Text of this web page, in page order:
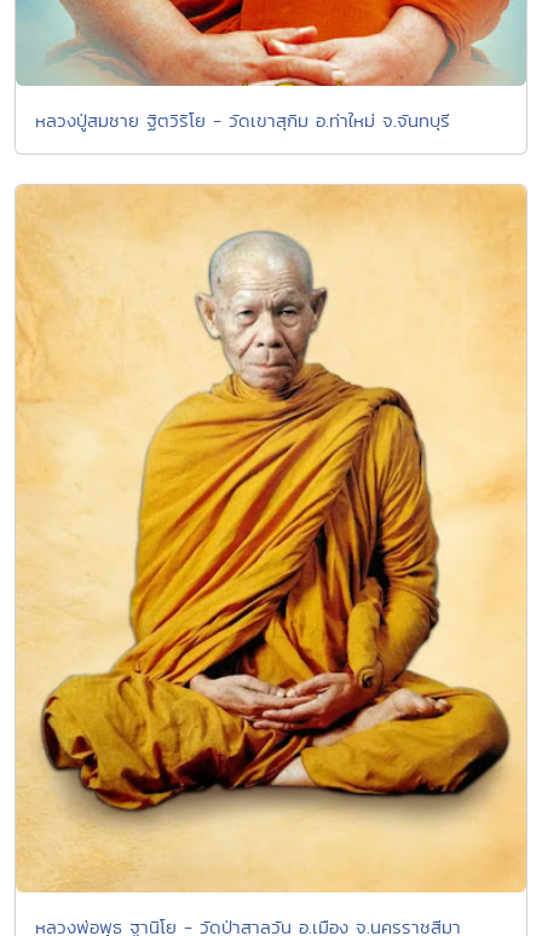
หลวงปู่สมชาย ฐิตวิริโย - วัดเขาสุกิม อ.ท่าใหม่ จ.จันทบุรี
หลวงพ่อพุธ ฐานิโย - วัดป่าสาลวัน อ.เมือง จ.นครราชสีมา